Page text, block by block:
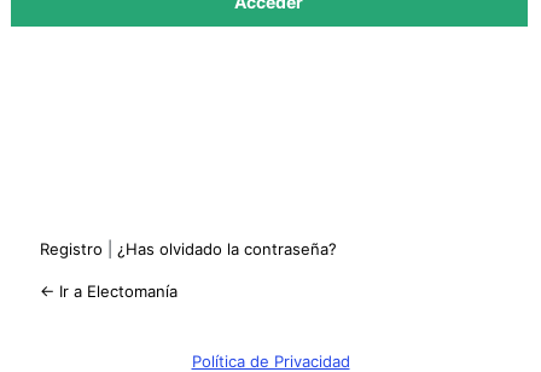
Registro ¿Has olvidado la contraseña?
← Ir a Electomanía
Política de Privacidad